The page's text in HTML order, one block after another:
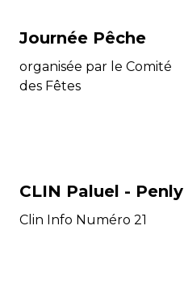
Journée Pêche
organisée par le Comité
des Fêtes
CLIN Paluel - Penly
Clin Info Numéro 21